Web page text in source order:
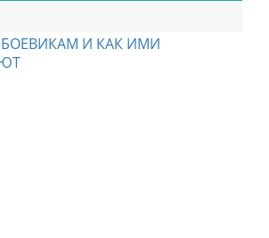
И КАК ИМИ